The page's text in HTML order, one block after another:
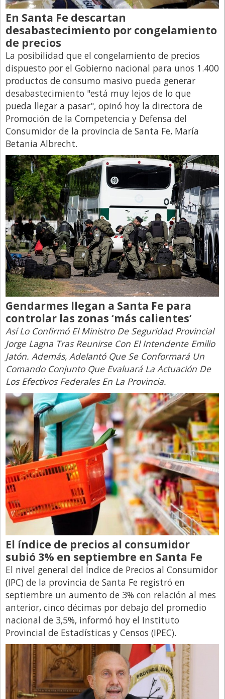
En Santa Fe descartan
desabastecimiento por congelamiento
de precios
La posibilidad que el congelamiento de precios
dispuesto por el Gobierno nacional para unos 1.400
productos de consumo masivo pueda generar
desabastecimiento "está muy lejos de lo que
pueda llegar a pasar", opinó hoy la directora de
Promoción de la Competencia y Defensa del
Consumidor de la provincia de Santa Fe, María
Betania Albrecht.
Gendarmes llegan a Santa Fe para
controlar las zonas ‘más calientes’
Así Lo Confirmó El Ministro De Seguridad Provincial
Jorge Lagna Tras Reunirse Con El Intendente Emilio
Jatón. Además, Adelantó Que Se Conformará Un
Comando Conjunto Que Evaluará La Actuación De
Los Efectivos Federales En La Provincia.
El índice de precios al consumidor
subió 3% en septiembre en Santa Fe
El nivel general del Índice de Precios al Consumidor
(IPC) de la provincia de Santa Fe registró en
septiembre un aumento de 3% con relación al mes
anterior, cinco décimas por debajo del promedio
nacional de 3,5%, informó hoy el Instituto
Provincial de Estadísticas y Censos (IPEC).